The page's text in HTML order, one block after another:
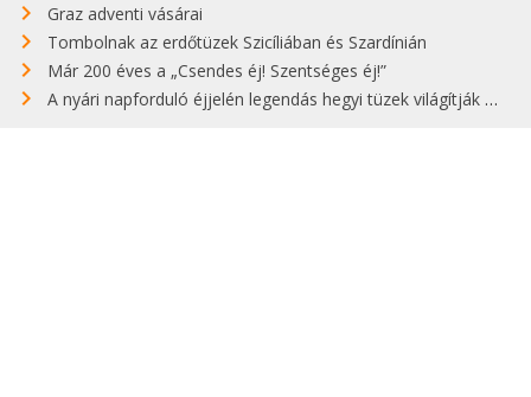
Graz adventi vásárai
Tombolnak az erdőtüzek Szicíliában és Szardínián
Már 200 éves a „Csendes éj! Szentséges éj!”
A nyári napforduló éjjelén legendás hegyi tüzek világítják meg Zugspitzét